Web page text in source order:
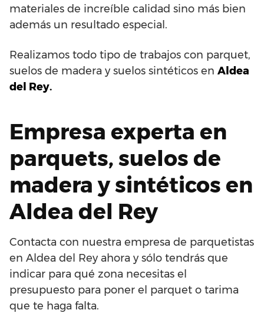
materiales de increíble calidad sino más bien
además un resultado especial.
Realizamos todo tipo de trabajos con parquet,
suelos de madera y suelos sintéticos en Aldea
del Rey.
Empresa experta en
parquets, suelos de
madera y sintéticos en
Aldea del Rey
Contacta con nuestra empresa de parquetistas
en Aldea del Rey ahora y sólo tendrás que
indicar para qué zona necesitas el
presupuesto para poner el parquet o tarima
que te haga falta.